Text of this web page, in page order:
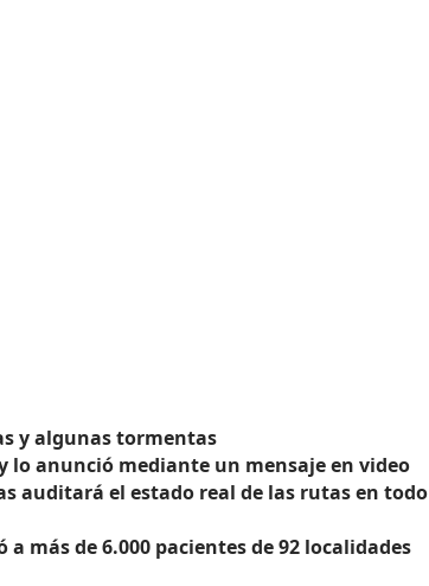
y algunas tormentas
lo anunció mediante un mensaje en video
auditará el estado real de las rutas en todo
más de 6.000 pacientes de 92 localidades